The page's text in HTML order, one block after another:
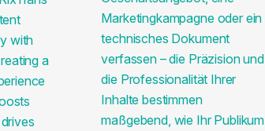
with
a
Marketingkampagne oder ein
technisches Dokument
verfassen – die Präzision und
die Professionalität Ihrer
Inhalte bestimmen
maßgebend, wie Ihr Publikum